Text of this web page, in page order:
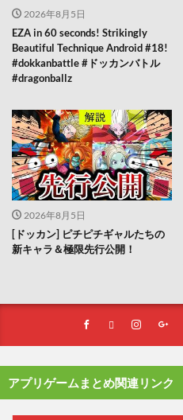
2026年8月5日
EZA in 60 seconds! Strikingly
Beautiful Technique Android #18!
#dokkanbattle #ドッカンバトル
#dragonballz
2026年8月5日
[ドッカン] ピチピチギャルたちの
新キャラ＆極限先行公開！
アプリゲームまとめ関連リンク